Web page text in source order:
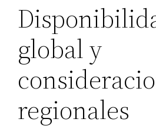
global y
regionales